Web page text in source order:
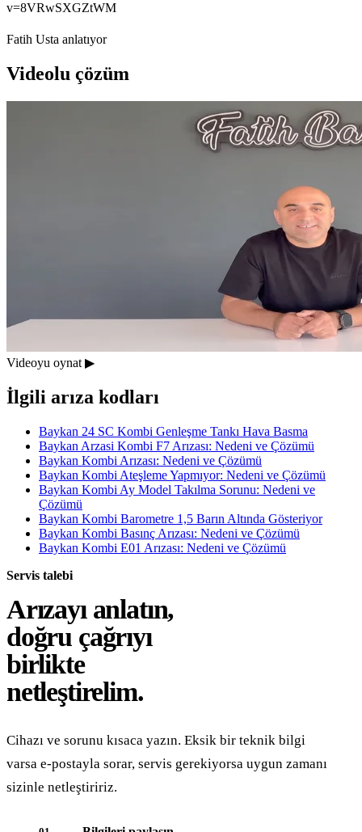
v=8VRwSXGZtWM
Fatih Usta anlatıyor
Videolu çözüm
Videoyu oynat ▶
İlgili arıza kodları
Baykan 24 SC Kombi Genleşme Tankı Hava Basma
Baykan Arzasi Kombi F7 Arızası: Nedeni ve Çözümü
Baykan Kombi Arızası: Nedeni ve Çözümü
Baykan Kombi Ateşleme Yapmıyor: Nedeni ve Çözümü
Baykan Kombi Ay Model Takılma Sorunu: Nedeni ve
Çözümü
Baykan Kombi Barometre 1,5 Barın Altında Gösteriyor
Baykan Kombi Basınç Arızası: Nedeni ve Çözümü
Baykan Kombi E01 Arızası: Nedeni ve Çözümü
Servis talebi
Arızayı anlatın,
doğru çağrıyı
birlikte
netleştirelim.
Cihazı ve sorunu kısaca yazın. Eksik bir teknik bilgi
varsa e-postayla sorar, servis gerekiyorsa uygun zamanı
sizinle netleştiririz.